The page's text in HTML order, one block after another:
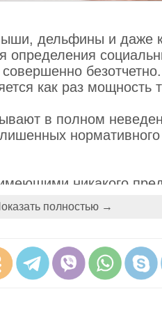
дельфины и даже
определения
совершенно
как раз мощность
в полном
никакого
может быть
Это может быть
не обращая
одновременно
Борат появляется
со слабеньким
себя одинаково в
полностью →